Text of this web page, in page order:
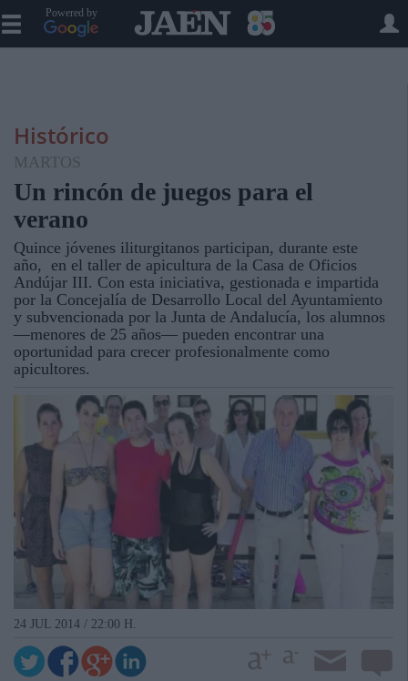
Powered by
Histórico
MARTOS
Un rincón de juegos para el
verano
Quince jóvenes iliturgitanos participan, durante este
año, en el taller de apicultura de la Casa de Oficios
Andújar III. Con esta iniciativa, gestionada e impartida
por la Concejalía de Desarrollo Local del Ayuntamiento
y subvencionada por la Junta de Andalucía, los alumnos
—menores de 25 años— pueden encontrar una
oportunidad para crecer profesionalmente como
apicultores.
24 JUL 2014 / 22:00 H.